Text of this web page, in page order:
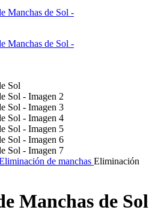
de manchas Eliminación
Manchas de Sol